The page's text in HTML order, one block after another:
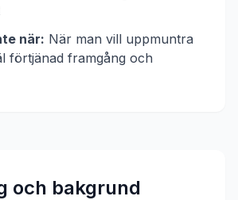
när: När man vill uppmuntra
förtjänad framgång och
och bakgrund